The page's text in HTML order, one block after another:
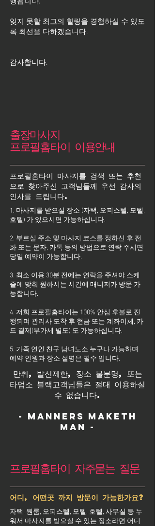
잊지 못할 최고의 힐링을 경험하실 수 있도
록 최선을 다하겠습니다.
​감사합니다.
출장마사지
프로필홈타이 이용안내
프로필홈타이 마사지를 검색 또는 추천
으로 찾아주신 고객님들께 우선 감사의
인사를 드립니다.
1. 마사지를 받으실 장소 (자택, 오피스텔, 모텔,
호텔) 가 있으시면 가능하십니다.
2. 부르실 주소 및 마사지 코스를 정하신 후 전
화 또는 문자, 카톡 등의 방법으로 연락 주시면
당일 예약이 가능합니다.
3. 최소 이용 30분 전에는 연락을 주셔야 스케
줄에 맞춰 원하시는 시간에 매니저가 방문 가
능합니다.
4. 저희 프로필홈타이는 100% 안심 후불로 진
행되며 관리사 도착 후 현금 또는 계좌이체, 카
드 결제(부가세 별도) 도 가능하십니다.
5. 가족 연인 친구 남녀노소 누구나 가능하며
예약 인원과 장소 설명은 필수 입니다.
만취, 발신제한, 장소 불분명, 또는
타업소 블랙고객님들은 절대 이용하실
수 없습니다.
- Manners maketh
man -
프로필홈타이 자주묻는 질문
어디, 어떤곳 까지 방문이 가능한가요?
자택, 원룸, 오피스텔, 모텔, 호텔, 사무실 등 누
워서 마사지를 받으실 수 있는 장소라면 어디